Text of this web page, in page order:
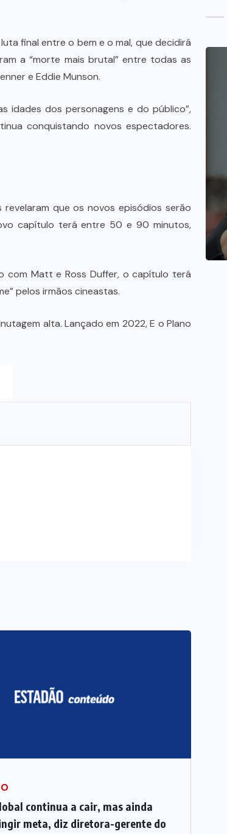
final entre o bem e o mal, que decidirá
a “morte mais brutal” entre todas as
e Eddie Munson.
idades dos personagens e do público”,
conquistando novos espectadores.
que os novos episódios serão
capítulo terá entre 50 e 90 minutos,
com Matt e Ross Duffer, o capítulo terá
pelos irmãos cineastas.
alta. Lançado em 2022, E o Plano
continua a cair, mas ainda
meta, diz diretora-gerente do
importunação sexual
6 DE AGOSTO DE 2026